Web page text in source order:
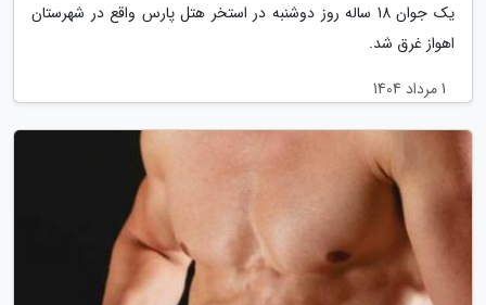
یک جوان 18 ساله روز دوشنبه در استخر هتل پارس واقع در شهرستان
اهواز غرق شد.
1 مرداد 1404